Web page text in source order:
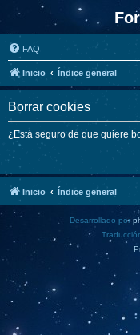
FAQ
Inicio Índice general
Borrar cookies
¿Está seguro de que quiere
Inicio Índice general
Desarrollado por